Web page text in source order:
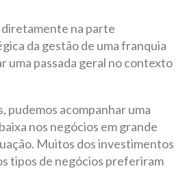
na parte
da gestão de uma franquia
uma passada geral no contexto
pudemos acompanhar uma
nos negócios em grande
Muitos dos investimentos
tipos de negócios preferiram